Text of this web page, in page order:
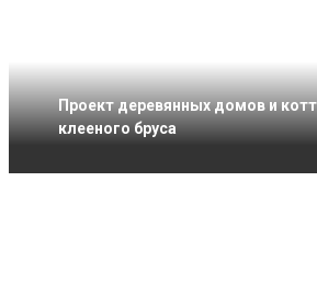
Проект деревянных домов и
клееного бруса